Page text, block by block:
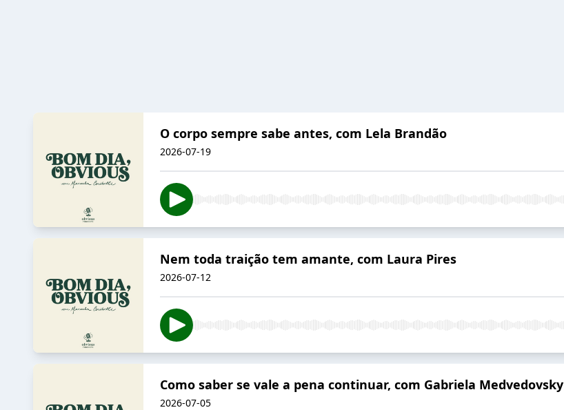
O corpo sempre sabe antes, com Lela Brandão
2026-07-19
Nem toda traição tem amante, com Laura Pires
2026-07-12
Como saber se vale a pena continuar, com Gabriela Medvedovsky
2026-07-05